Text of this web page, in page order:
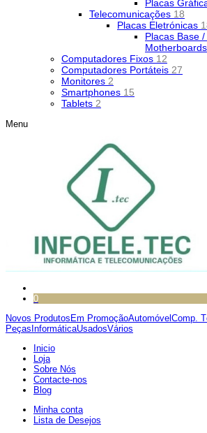
Placas
Telecomunicações 18
Placas Eletrónicas
Placas Base
Motherboards
Computadores Fixos 12
Computadores Portáteis 27
Monitores 2
Smartphones 15
Tablets 2
Menu
0
Novos Produtos Em PromoçãoAutomóvel Comp.
Peças InformáticaUsadosVários
Inicio
Loja
Sobre Nós
Contacte-nos
Blog
Minha conta
Lista de Desejos